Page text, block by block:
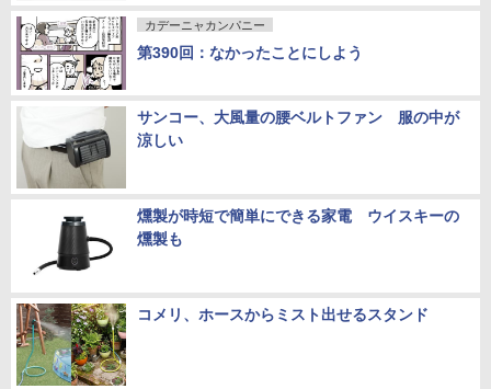
カデーニャカンパニー
第390回：なかったことにしよう
サンコー、大風量の腰ベルトファン 服の中が
涼しい
燻製が時短で簡単にできる家電 ウイスキーの
燻製も
コメリ、ホースからミスト出せるスタンド